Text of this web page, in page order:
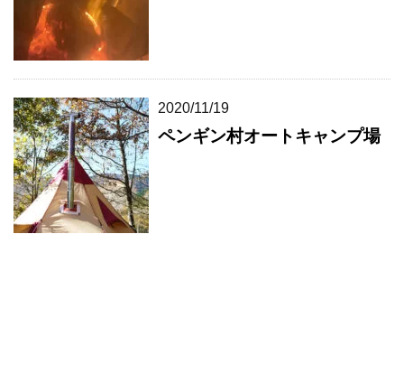
2020/11/19
ペンギン村オートキャンプ場